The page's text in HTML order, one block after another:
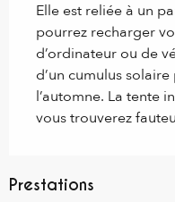
Elle est reliée à un
pourrez recharger
d’ordinateur ou de
d’un cumulus
l’automne. La tente
vous trouverez
Prestations